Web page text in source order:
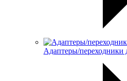
Адаптеры/переходники